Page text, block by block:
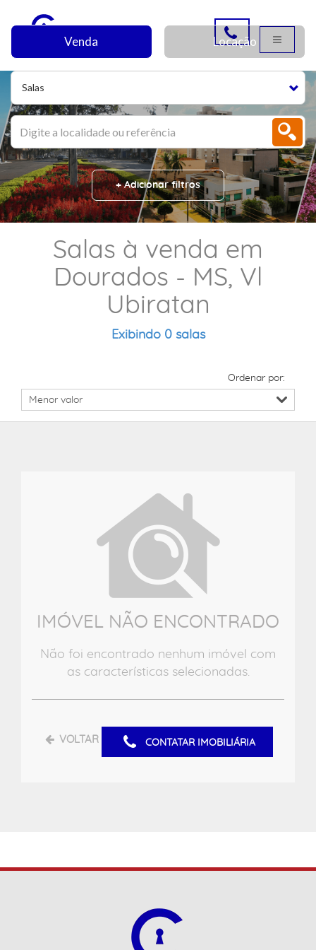
Salas
Venda Locação
+ Adicionar filtros
Salas à venda em
Dourados - MS, Vl
Ubiratan
Exibindo 0 salas
Ordenar por:
IMÓVEL NÃO ENCONTRADO
Não foi encontrado nenhum imóvel com
as características selecionadas.
VOLTAR CONTATAR IMOBILIÁRIA